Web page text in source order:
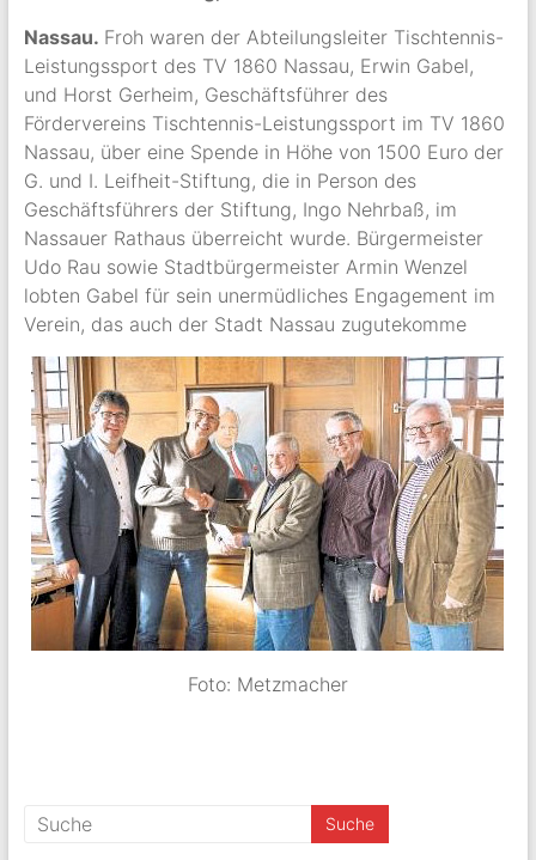
Nassau. Froh waren der Abteilungsleiter Tischtennis-
Leistungssport des TV 1860 Nassau, Erwin Gabel,
und Horst Gerheim, Geschäftsführer des
Fördervereins Tischtennis-Leistungssport im TV 1860
Nassau, über eine Spende in Höhe von 1500 Euro der
G. und I. Leifheit-Stiftung, die in Person des
Geschäftsführers der Stiftung, Ingo Nehrbaß, im
Nassauer Rathaus überreicht wurde. Bürgermeister
Udo Rau sowie Stadtbürgermeister Armin Wenzel
lobten Gabel für sein unermüdliches Engagement im
Verein, das auch der Stadt Nassau zugutekomme
Foto: Metzmacher